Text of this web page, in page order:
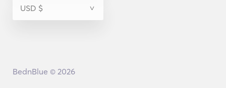
BednBlue © 2026